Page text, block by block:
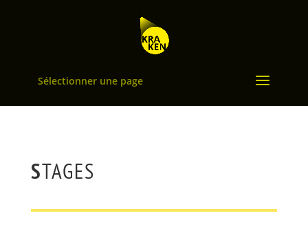
Sélectionner une page
STAGES